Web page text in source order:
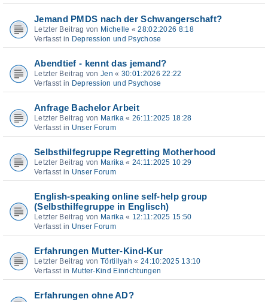
Jemand PMDS nach der Schwangerschaft?
Letzter Beitrag von Michelle «28:02:2026 8:18
Verfasst in Depression und Psychose
Abendtief - kennt das jemand?
Letzter Beitrag von Jen « 30:01:2026 22:22
Verfasst in Depression und Psychose
Anfrage Bachelor Arbeit
Letzter Beitrag von Marika« 26:11:2025 18:28
Verfasst in Unser Forum
Selbsthilfegruppe Regretting Motherhood
Letzter Beitrag von Marika« 24:11:2025 10:29
Verfasst in Unser Forum
English-speaking online self-help group
(Selbsthilfegruppe in Englisch)
Letzter Beitrag von Marika« 12:11:2025 15:50
Verfasst in Unser Forum
Erfahrungen Mutter-Kind-Kur
Letzter Beitrag von Törtillyah « 24:10:2025 13:10
Verfasst in Mutter-Kind Einrichtungen
Erfahrungen ohne AD?